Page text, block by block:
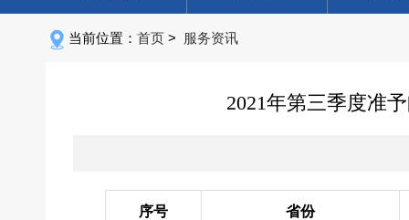
当前位置： 首页 > 服务资讯
2021年第三季度准
序号 省份